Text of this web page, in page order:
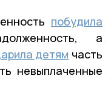
побудила
а
детям часть
невыплаченные